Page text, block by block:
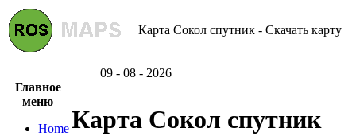
Карта Сокол спутник - Скачать карту
09 - 08 - 2026
Главное
меню
HomeКарта Сокол спутник